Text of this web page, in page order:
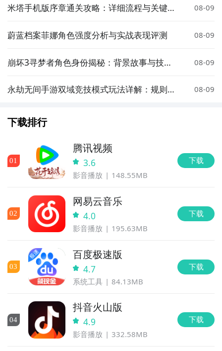
米塔手机版序章通关攻略：详细流程与关键技
08-09
蔚蓝档案菲娜角色强度分析与实战表现评测 08-09
崩坏3寻梦者角色身份揭秘：背景故事与技能
08-09
永劫无间手游双域竞技模式玩法详解：规则、
08-09
下载排行
01
腾讯视频
3.6
影音播放 148.55MB
下载
02
网易云音乐
4.0
影音播放 195.63MB
下载
03
百度极速版
4.7
系统工具 84.13MB
下载
04
抖音火山版
4.9
影音播放 332.58MB
下载